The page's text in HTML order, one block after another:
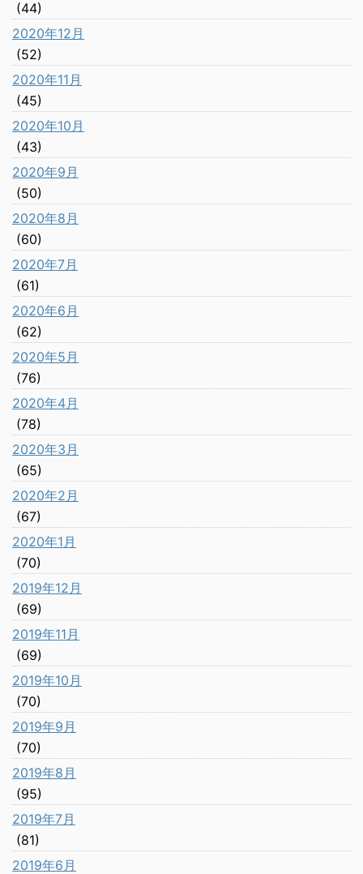
(44)
2020年12月
(52)
2020年11月
(45)
2020年10月
(43)
2020年9月
(50)
2020年8月
(60)
2020年7月
(61)
2020年6月
(62)
2020年5月
(76)
2020年4月
(78)
2020年3月
(65)
2020年2月
(67)
2020年1月
(70)
2019年12月
(69)
2019年11月
(69)
2019年10月
(70)
2019年9月
(70)
2019年8月
(95)
2019年7月
(81)
2019年6月